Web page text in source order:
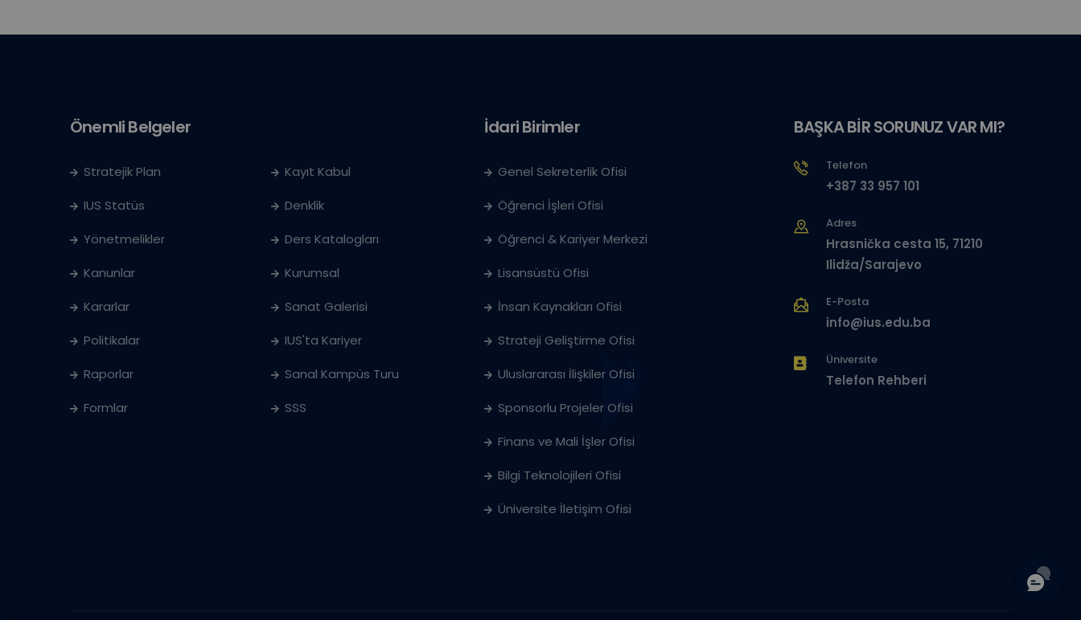
Önemli Belgeler
Stratejik Plan
IUS Statüs
Yönetmelikler
Kanunlar
Kararlar
Politikalar
Raporlar
Formlar
Kayıt Kabul
Denklik
Ders Katalogları
Kurumsal
Sanat Galerisi
IUS'ta Kariyer
Sanal Kampüs Turu
SSS
İdari Birimler
Genel Sekreterlik Ofisi
Öğrenci İşleri Ofisi
Öğrenci & Kariyer Merkezi
Lisansüstü Ofisi
İnsan Kaynakları Ofisi
Strateji Geliştirme Ofisi
Uluslararası İlişkiler Ofisi
Sponsorlu Projeler Ofisi
Finans ve Mali İşler Ofisi
Bilgi Teknolojileri Ofisi
Üniversite İletişim Ofisi
BAŞKA BİR SORUNUZ VAR MI?
Telefon
+387 33 957 101
Adres
Hrasnička cesta 15, 71210
Ilidža/Sarajevo
E-Posta
info@ius.edu.ba
Üniversite
Telefon Rehberi